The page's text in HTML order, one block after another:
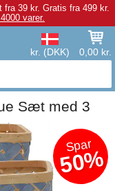
fra 39 kr. Gratis fra 499 kr.
varer.
kr. (DKK) 0,00 kr.
Sæt med 3
Spar
50%